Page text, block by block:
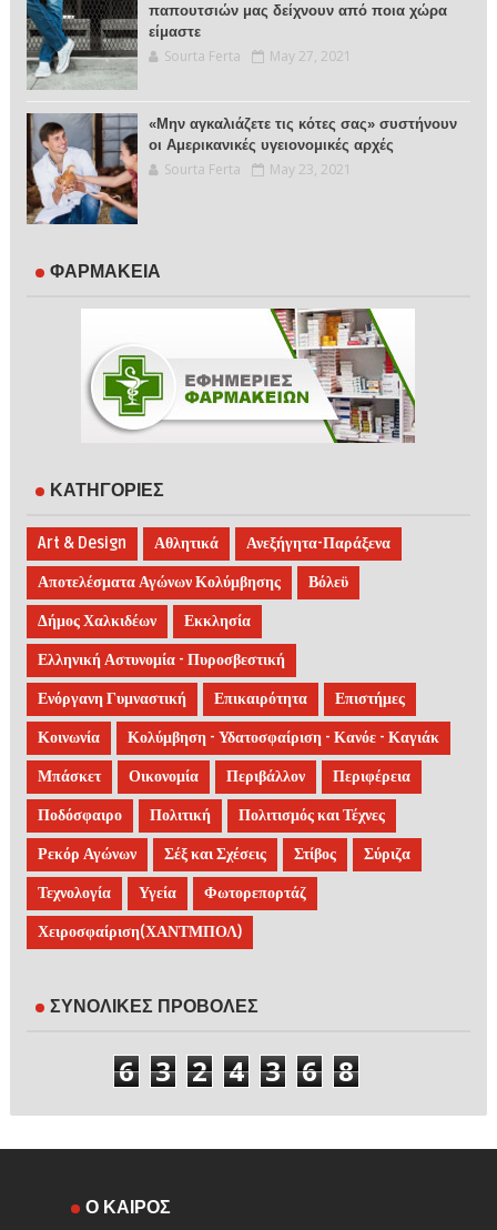
παπουτσιών μας δείχνουν από ποια χώρα
είμαστε
Sourta Ferta May 27, 2021
«Μην αγκαλιάζετε τις κότες σας» συστήνουν
οι Αμερικανικές υγειονομικές αρχές
Sourta Ferta May 23, 2021
ΦΑΡΜΑΚΕΙΑ
ΚΑΤΗΓΟΡΙΕΣ
Art & Design Αθλητικά Ανεξήγητα-Παράξενα
Αποτελέσματα Αγώνων Κολύμβησης Βόλεϋ
Δήμος Χαλκιδέων Εκκλησία
Ελληνική Αστυνομία - Πυροσβεστική
Ενόργανη Γυμναστική Επικαιρότητα Επιστήμες
Κοινωνία Κολύμβηση - Υδατοσφαίριση - Κανόε - Καγιάκ
Μπάσκετ Οικονομία Περιβάλλον Περιφέρεια
Ποδόσφαιρο Πολιτική Πολιτισμός και Τέχνες
Ρεκόρ Αγώνων Σέξ και Σχέσεις Στίβος Σύριζα
Τεχνολογία Υγεία Φωτορεπορτάζ
Χειροσφαίριση(ΧΑΝΤΜΠΟΛ)
ΣΥΝΟΛΙΚΕΣ ΠΡΟΒΟΛΕΣ
6 3 2 4 3 6 8
Ο ΚΑΙΡΟΣ